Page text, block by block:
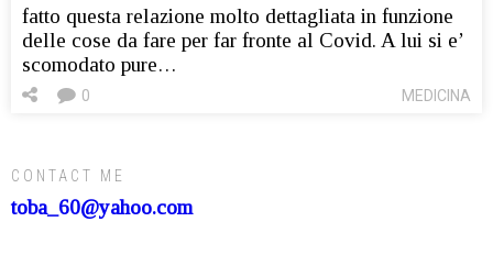
fatto questa relazione molto dettagliata in funzione
delle cose da fare per far fronte al Covid. A lui si e’
scomodato pure…
MEDICINA
0
CONTACT ME
toba_60@yahoo.com